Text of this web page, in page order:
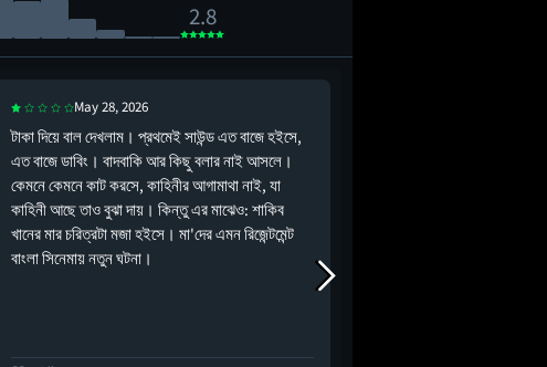
2.8
May 28, 2026
টাকা দিয়ে বাল দেখলাম। প্রথমেই সাউন্ড এত বাজে হইসে,
এত বাজে ডাবিং। বাদবাকি আর কিছু বলার নাই আসলে।
কেমনে কেমনে কাট করসে, কাহিনীর আগামাথা নাই, যা
কাহিনী আছে তাও বুঝা দায়। কিন্তু এর মাঝেও: শাকিব
খানের মার চরিত্রটা মজা হইসে। মা'দের এমন রিজেন্টমেন্ট
বাংলা সিনেমায় নতুন ঘটনা।